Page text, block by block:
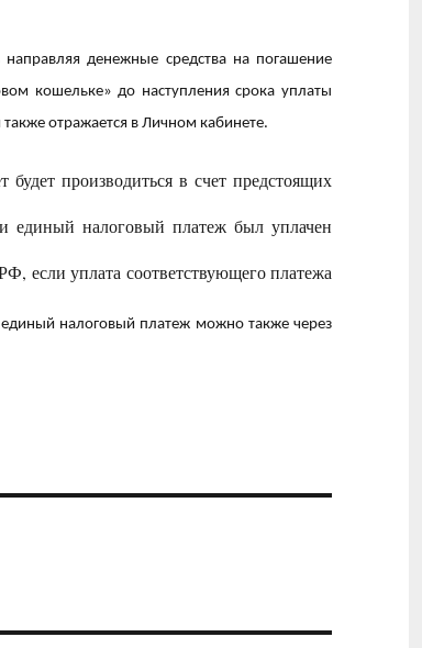
денежные средства на погашение
кошельке» до наступления срока уплаты
отражается в Личном кабинете.
будет производиться в счет предстоящих
единый налоговый платеж был уплачен
если уплата соответствующего платежа
налоговый платеж можно также через